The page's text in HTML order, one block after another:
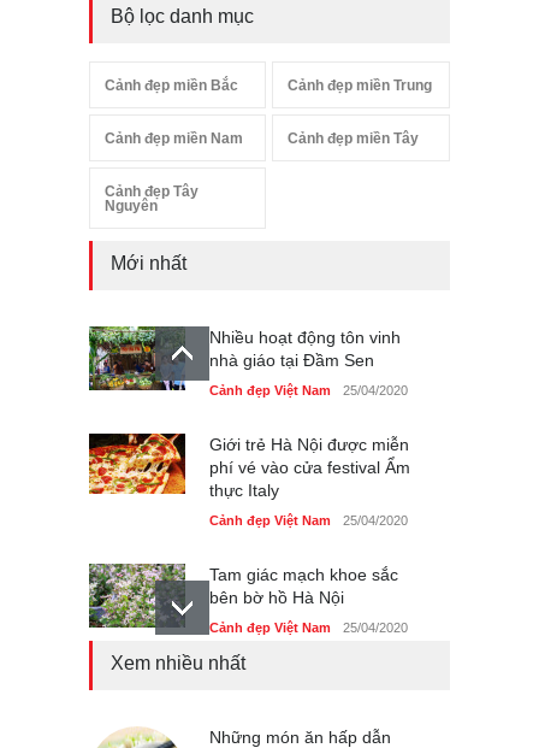
Bộ lọc danh mục
Cảnh đẹp miền Bắc Cảnh đẹp miền Trung
Cảnh đẹp miền Nam Cảnh đẹp miền Tây
Cảnh đẹp Tây
Nguyên
Mới nhất
Nhiều hoạt động tôn vinh
nhà giáo tại Đầm Sen
Cảnh đẹp Việt Nam 25/04/2020
Giới trẻ Hà Nội được miễn
phí vé vào cửa festival Ẩm
thực Italy
Cảnh đẹp Việt Nam 25/04/2020
Tam giác mạch khoe sắc
bên bờ hồ Hà Nội
Cảnh đẹp Việt Nam 25/04/2020
Cảnh đẹp Việt Nam 24/04/2020
Xem nhiều nhất
Những món ăn hấp dẫn